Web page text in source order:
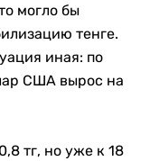
могло бы
тенге.
иная: по
США вырос на
тг, но уже к 18